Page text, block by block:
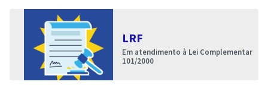
LRF
Em atendimento à Lei Complementar
101/2000